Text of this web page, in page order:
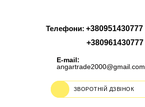
Телефони:
E-mail:
angartrade2000@gmail.com
ЗВОРОТНІЙ ДЗВІНОК
+380951430777
+380961430777